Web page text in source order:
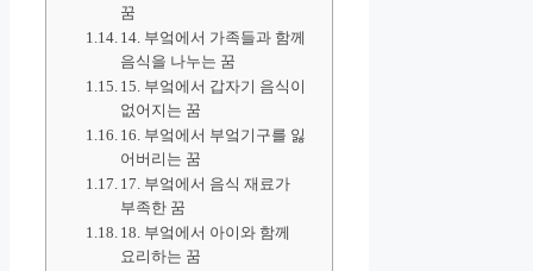
꿈
14. 부엌에서 가족들과 함께
음식을 나누는 꿈
15. 부엌에서 갑자기 음식이
없어지는 꿈
16. 부엌에서 부엌기구를 잃
어버리는 꿈
17. 부엌에서 음식 재료가
부족한 꿈
18. 부엌에서 아이와 함께
요리하는 꿈